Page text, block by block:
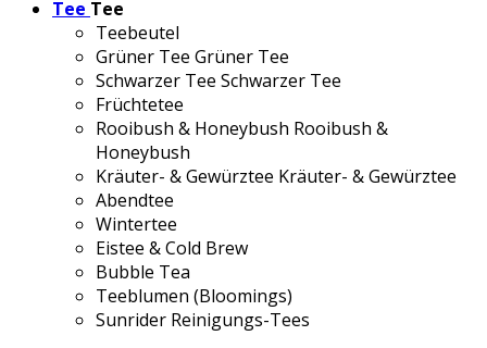
Tee Tee
Teebeutel
Grüner Tee Grüner Tee
Schwarzer Tee Schwarzer Tee
Früchtetee
Rooibush & Honeybush Rooibush &
Honeybush
Kräuter- & Gewürztee Kräuter- & Gewürztee
Abendtee
Wintertee
Eistee & Cold Brew
Bubble Tea
Teeblumen (Bloomings)
Sunrider Reinigungs-Tees